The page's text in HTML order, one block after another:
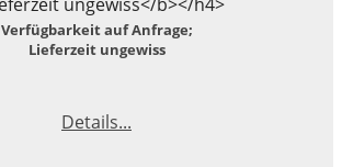
Verfügbarkeit auf Anfrage;
Lieferzeit ungewiss
Details...